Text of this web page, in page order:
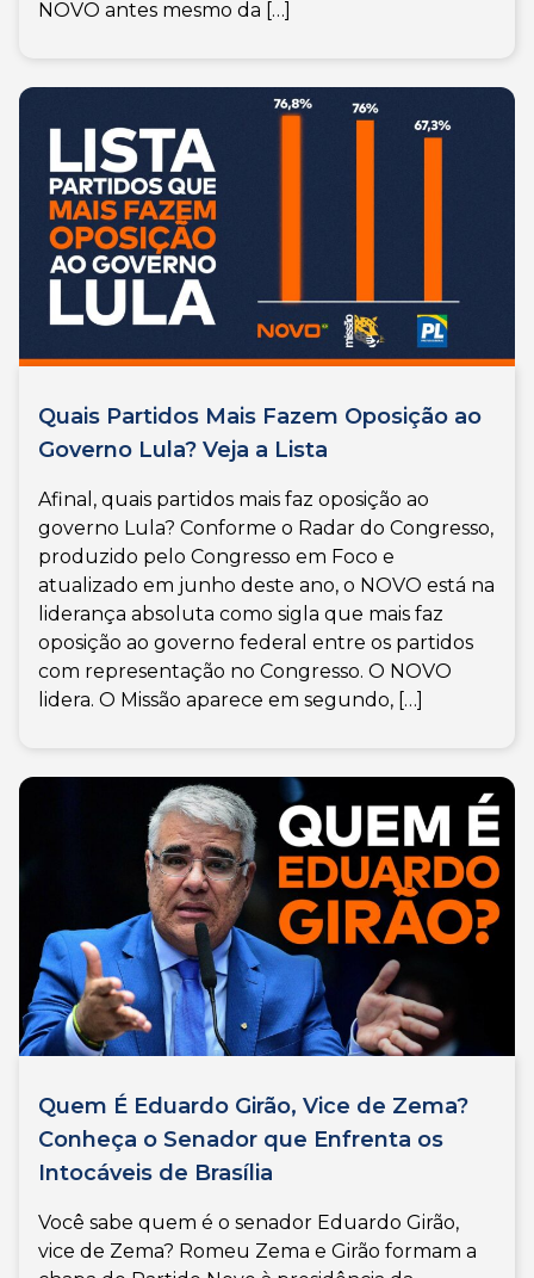
NOVO antes mesmo da […]
Quais Partidos Mais Fazem Oposição ao
Governo Lula? Veja a Lista
Afinal, quais partidos mais faz oposição ao
governo Lula? Conforme o Radar do Congresso,
produzido pelo Congresso em Foco e
atualizado em junho deste ano, o NOVO está na
liderança absoluta como sigla que mais faz
oposição ao governo federal entre os partidos
com representação no Congresso. O NOVO
lidera. O Missão aparece em segundo, […]
Quem É Eduardo Girão, Vice de Zema?
Conheça o Senador que Enfrenta os
Intocáveis de Brasília
Você sabe quem é o senador Eduardo Girão,
vice de Zema? Romeu Zema e Girão formam a